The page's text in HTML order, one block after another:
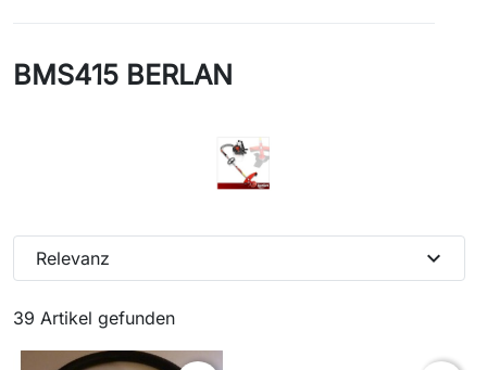
BMS415 BERLAN
39 Artikel gefunden
Relevanz expand_more